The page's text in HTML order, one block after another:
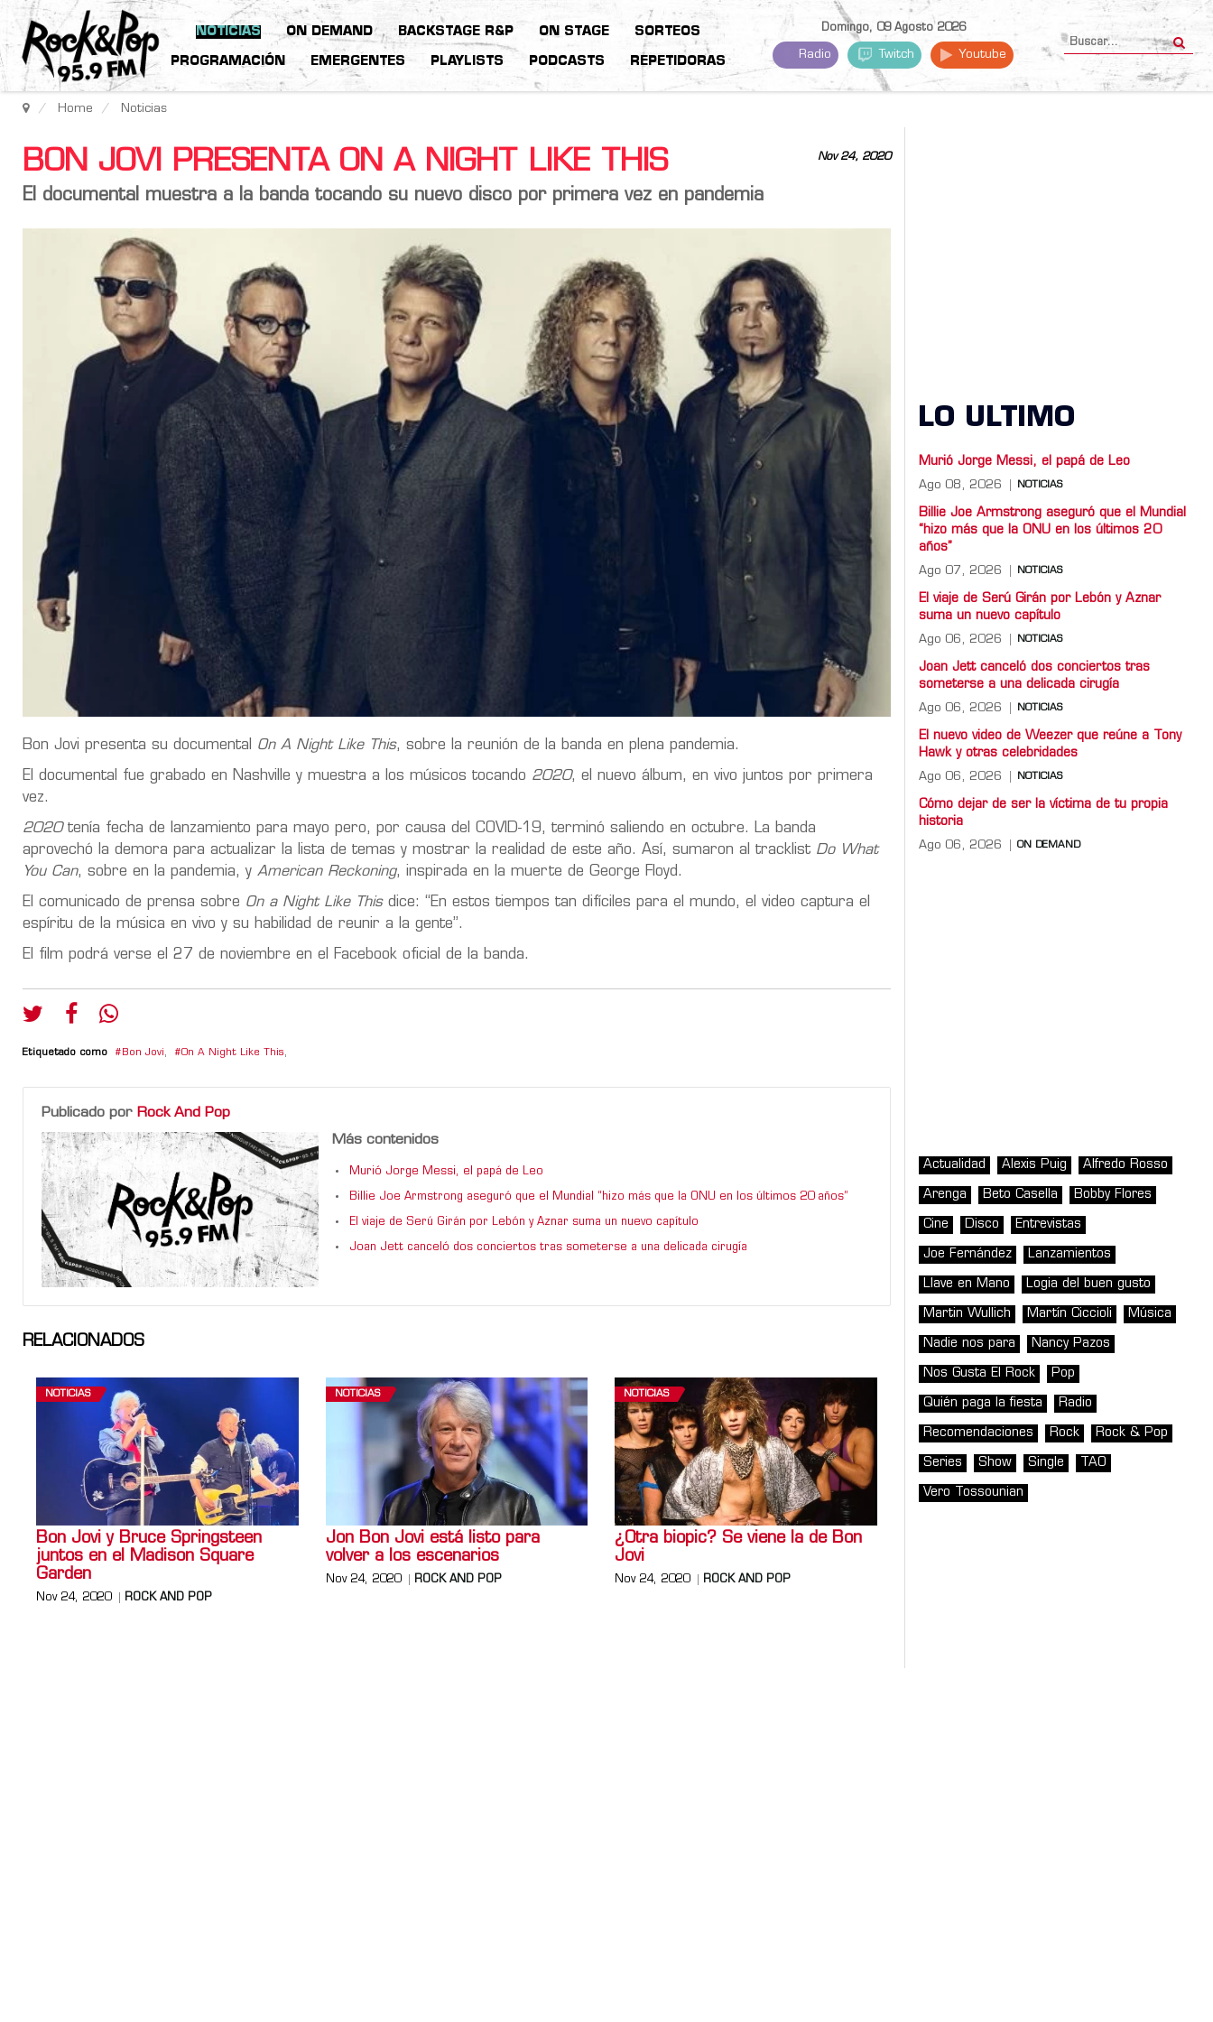
NOTICIAS ON DEMAND BACKSTAGE R&P ON STAGE SORTEOS
PROGRAMACIÓN EMERGENTES PLAYLISTS PODCASTS REPETIDORAS
Domingo, 09 Agosto 2026
Radio Twitch Youtube
Home Noticias
Nov 24, 2020
BON JOVI PRESENTA ON A NIGHT LIKE THIS
El documental muestra a la banda tocando su nuevo disco por primera vez en pandemia
Bon Jovi presenta su documental On A Night Like This, sobre la reunión de la banda en plena pandemia.
El documental fue grabado en Nashville y muestra a los músicos tocando 2020, el nuevo álbum, en vivo juntos por primera
vez.
2020tenía fecha de lanzamiento para mayo pero, por causa del COVID-19, terminó saliendo en octubre. La banda
aprovechó la demora para actualizar la lista de temas y mostrar la realidad de este año. Así, sumaron al tracklist Do What
You Can, sobre en la pandemia, y American Reckoning, inspirada en la muerte de George Floyd.
El comunicado de prensa sobre On a Night Like Thisdice: “En estos tiempos tan difíciles para el mundo, el video captura el
espíritu de la música en vivo y su habilidad de reunir a la gente”.
El film podrá verse el 27 de noviembre en el Facebook oficial de la banda.
Etiquetado como Bon Jovi, On A Night Like This,
Publicado por Rock And Pop
Más contenidos
Murió Jorge Messi, el papá de Leo
Billie Joe Armstrong aseguró que el Mundial “hizo más que la ONU en los últimos 20 años”
El viaje de Serú Girán por Lebón y Aznar suma un nuevo capítulo
Joan Jett canceló dos conciertos tras someterse a una delicada cirugía
RELACIONADOS
NOTICIAS
Bon Jovi y Bruce Springsteen
juntos en el Madison Square
Garden
Nov 24, 2020 ROCK AND POP
NOTICIAS
Jon Bon Jovi está listo para
volver a los escenarios
Nov 24, 2020 ROCK AND POP
NOTICIAS
¿Otra biopic? Se viene la de Bon
Jovi
Nov 24, 2020 ROCK AND POP
LO ULTIMO
Murió Jorge Messi, el papá de Leo
Ago 08, 2026 NOTICIAS
Billie Joe Armstrong aseguró que el Mundial
“hizo más que la ONU en los últimos 20
años”
Ago 07, 2026 NOTICIAS
El viaje de Serú Girán por Lebón y Aznar
suma un nuevo capítulo
Ago 06, 2026 NOTICIAS
Joan Jett canceló dos conciertos tras
someterse a una delicada cirugía
Ago 06, 2026 NOTICIAS
El nuevo video de Weezer que reúne a Tony
Hawk y otras celebridades
Ago 06, 2026 NOTICIAS
Cómo dejar de ser la víctima de tu propia
historia
Ago 06, 2026 ON DEMAND
Actualidad Alexis Puig Alfredo Rosso
Arenga Beto Casella Bobby Flores
Cine Disco Entrevistas
Joe Fernández Lanzamientos
Llave en Mano Logia del buen gusto
Martin Wullich Martín Ciccioli Música
Nadie nos para Nancy Pazos
Nos Gusta El Rock Pop
Quién paga la fiesta Radio
Recomendaciones Rock Rock & Pop
Series Show Single TAO
Vero Tossounian